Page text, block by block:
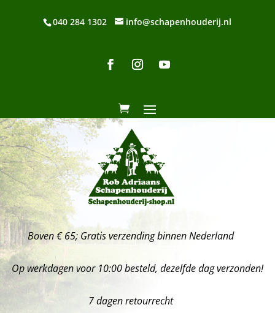
040 284 1302 info@schapenhouderij.nl
Boven € 65; Gratis verzending binnen Nederland
Op werkdagen voor 10:00 besteld, dezelfde dag verzonden!
7 dagen retourrecht